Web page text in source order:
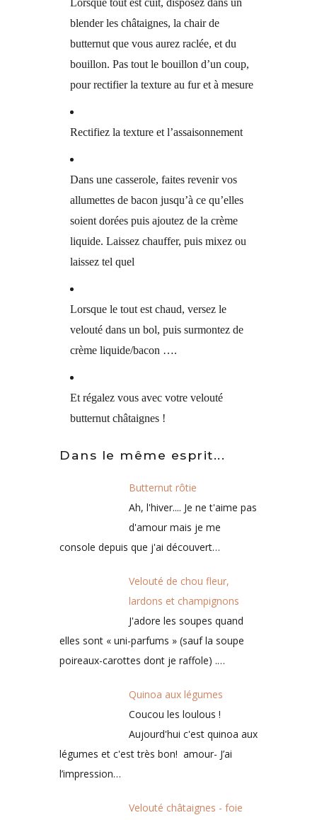
Lorsque tout est cuit, disposez dans un
blender les châtaignes, la chair de
butternut que vous aurez raclée, et du
bouillon. Pas tout le bouillon d’un coup,
pour rectifier la texture au fur et à mesure
Rectifiez la texture et l’assaisonnement
Dans une casserole, faites revenir vos
allumettes de bacon jusqu’à ce qu’elles
soient dorées puis ajoutez de la crème
liquide. Laissez chauffer, puis mixez ou
laissez tel quel
Lorsque le tout est chaud, versez le
velouté dans un bol, puis surmontez de
crème liquide/bacon ….
Et régalez vous avec votre velouté
butternut châtaignes !
Dans le même esprit...
Butternut rôtie
Ah, l'hiver.... Je ne t'aime pas
d'amour mais je me
console depuis que j'ai découvert…
Velouté de chou fleur,
lardons et champignons
J'adore les soupes quand
elles sont « uni-parfums » (sauf la soupe
poireaux-carottes dont je raffole) .…
Quinoa aux légumes
Coucou les loulous !
Aujourd'hui c'est quinoa aux
légumes et c'est très bon! amour- J’ai
l’impression…
Velouté châtaignes - foie